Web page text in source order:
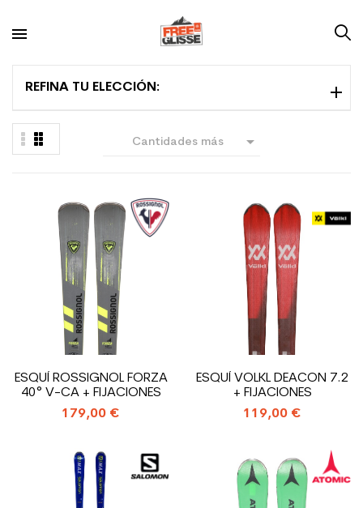
REFINA TU ELECCIÓN:
Cantidades más 
ESQUÍ ROSSIGNOL FORZA
40° V-CA + FIJACIONES
179,00 €
ESQUÍ VOLKL DEACON 7.2
+ FIJACIONES
119,00 €